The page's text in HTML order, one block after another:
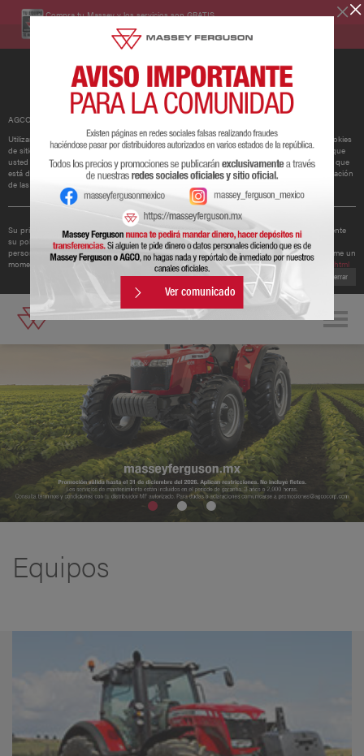
Compra tu Massey y los servicios son GRATIS.
AGCO ha actualizado su política de cookies.
Utilizamos cookies para mejorar y personalizar nuestros sitios y servicios. Esto incluye cookies
de sitios web de redes sociales de terceros, que pueden realizar un seguimiento del uso que
usted hace de nuestro sitio web. Si continúa sin cambiar su configuración, supondremos que
está dispuesto a recibir todas las cookies en nuestro sitio web. Puede cambiar la configuración
de las cookies en cualquier momento.
Obtener más información
Su privacidad es importante para nosotros. Por lo tanto, AGCO ha actualizado recientemente
su política de privacidad para ofrecerle una mejor comprensión de los tipos de datos
personales que recopilamos de usted y cómo los utilizamos. Le recomendamos que se tome un
momento para leer la política actualizada disponible enhttp://www.agcocorp.com/privacy.html
Cerrar
Ver comunicado
Equipos